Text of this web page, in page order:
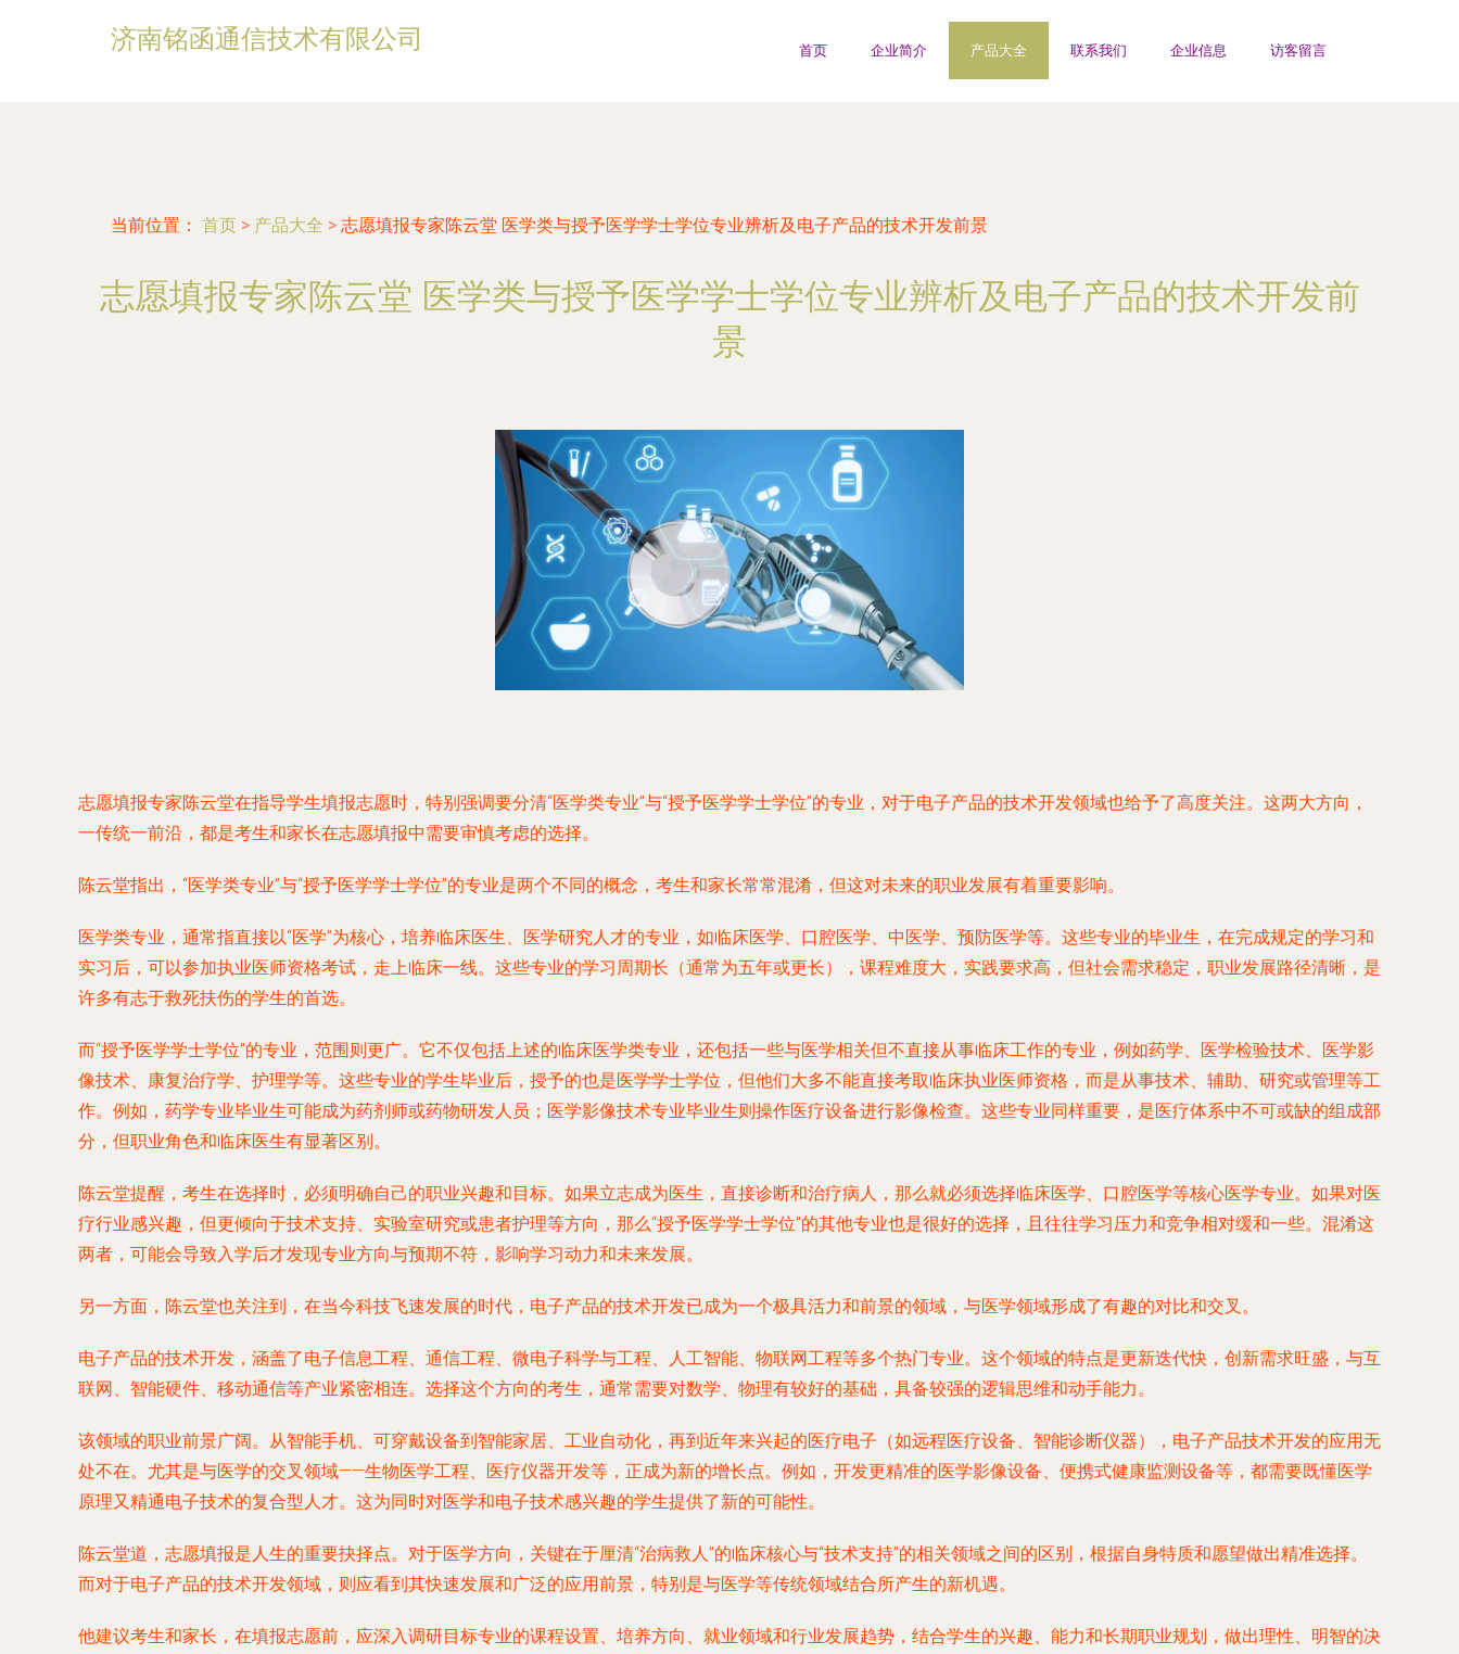
济南铭函通信技术有限公司 首页 企业简介 产品大全 联系我们 企业信息 访客留言
当前位置： 首页 > 产品大全 > 志愿填报专家陈云堂 医学类与授予医学学士学位专业辨析及电子产品的技术开发前景
志愿填报专家陈云堂 医学类与授予医学学士学位专业辨析及电子产品的技术开发前
景
志愿填报专家陈云堂在指导学生填报志愿时，特别强调要分清“医学类专业”与“授予医学学士学位”的专业，对于电子产品的技术开发领域也给予了高度关注。这两大方向，
一传统一前沿，都是考生和家长在志愿填报中需要审慎考虑的选择。
陈云堂指出，“医学类专业”与“授予医学学士学位”的专业是两个不同的概念，考生和家长常常混淆，但这对未来的职业发展有着重要影响。
医学类专业，通常指直接以“医学”为核心，培养临床医生、医学研究人才的专业，如临床医学、口腔医学、中医学、预防医学等。这些专业的毕业生，在完成规定的学习和
实习后，可以参加执业医师资格考试，走上临床一线。这些专业的学习周期长（通常为五年或更长），课程难度大，实践要求高，但社会需求稳定，职业发展路径清晰，是
许多有志于救死扶伤的学生的首选。
而“授予医学学士学位”的专业，范围则更广。它不仅包括上述的临床医学类专业，还包括一些与医学相关但不直接从事临床工作的专业，例如药学、医学检验技术、医学影
像技术、康复治疗学、护理学等。这些专业的学生毕业后，授予的也是医学学士学位，但他们大多不能直接考取临床执业医师资格，而是从事技术、辅助、研究或管理等工
作。例如，药学专业毕业生可能成为药剂师或药物研发人员；医学影像技术专业毕业生则操作医疗设备进行影像检查。这些专业同样重要，是医疗体系中不可或缺的组成部
分，但职业角色和临床医生有显著区别。
陈云堂提醒，考生在选择时，必须明确自己的职业兴趣和目标。如果立志成为医生，直接诊断和治疗病人，那么就必须选择临床医学、口腔医学等核心医学专业。如果对医
疗行业感兴趣，但更倾向于技术支持、实验室研究或患者护理等方向，那么“授予医学学士学位”的其他专业也是很好的选择，且往往学习压力和竞争相对缓和一些。混淆这
两者，可能会导致入学后才发现专业方向与预期不符，影响学习动力和未来发展。
另一方面，陈云堂也关注到，在当今科技飞速发展的时代，电子产品的技术开发已成为一个极具活力和前景的领域，与医学领域形成了有趣的对比和交叉。
电子产品的技术开发，涵盖了电子信息工程、通信工程、微电子科学与工程、人工智能、物联网工程等多个热门专业。这个领域的特点是更新迭代快，创新需求旺盛，与互
联网、智能硬件、移动通信等产业紧密相连。选择这个方向的考生，通常需要对数学、物理有较好的基础，具备较强的逻辑思维和动手能力。
该领域的职业前景广阔。从智能手机、可穿戴设备到智能家居、工业自动化，再到近年来兴起的医疗电子（如远程医疗设备、智能诊断仪器），电子产品技术开发的应用无
处不在。尤其是与医学的交叉领域——生物医学工程、医疗仪器开发等，正成为新的增长点。例如，开发更精准的医学影像设备、便携式健康监测设备等，都需要既懂医学
原理又精通电子技术的复合型人才。这为同时对医学和电子技术感兴趣的学生提供了新的可能性。
陈云堂道，志愿填报是人生的重要抉择点。对于医学方向，关键在于厘清“治病救人”的临床核心与“技术支持”的相关领域之间的区别，根据自身特质和愿望做出精准选择。
而对于电子产品的技术开发领域，则应看到其快速发展和广泛的应用前景，特别是与医学等传统领域结合所产生的新机遇。
他建议考生和家长，在填报志愿前，应深入调研目标专业的课程设置、培养方向、就业领域和行业发展趋势，结合学生的兴趣、能力和长期职业规划，做出理性、明智的决